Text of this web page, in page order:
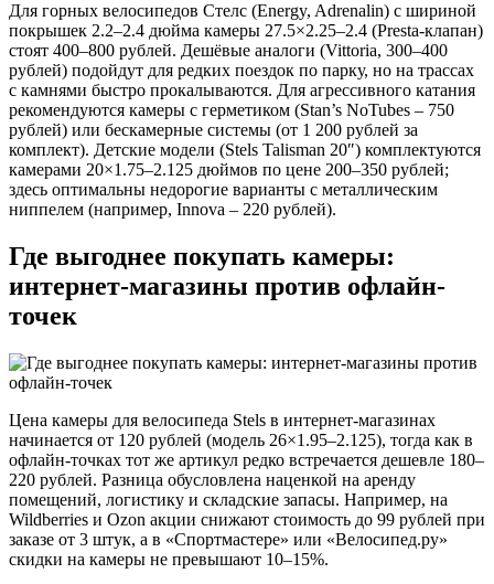
Для горных велосипедов Стелс (Energy, Adrenalin) с шириной
покрышек 2.2–2.4 дюйма камеры 27.5×2.25–2.4 (Presta-клапан)
стоят 400–800 рублей. Дешёвые аналоги (Vittoria, 300–400
рублей) подойдут для редких поездок по парку, но на трассах
с камнями быстро прокалываются. Для агрессивного катания
рекомендуются камеры с герметиком (Stan’s NoTubes – 750
рублей) или бескамерные системы (от 1 200 рублей за
комплект). Детские модели (Stels Talisman 20″) комплектуются
камерами 20×1.75–2.125 дюймов по цене 200–350 рублей;
здесь оптимальны недорогие варианты с металлическим
ниппелем (например, Innova – 220 рублей).
Где выгоднее покупать камеры:
интернет-магазины против офлайн-
точек
Цена камеры для велосипеда Stels в интернет-магазинах
начинается от 120 рублей (модель 26×1.95–2.125), тогда как в
офлайн-точках тот же артикул редко встречается дешевле 180–
220 рублей. Разница обусловлена наценкой на аренду
помещений, логистику и складские запасы. Например, на
Wildberries и Ozon акции снижают стоимость до 99 рублей при
заказе от 3 штук, а в «Спортмастере» или «Велосипед.ру»
скидки на камеры не превышают 10–15%.